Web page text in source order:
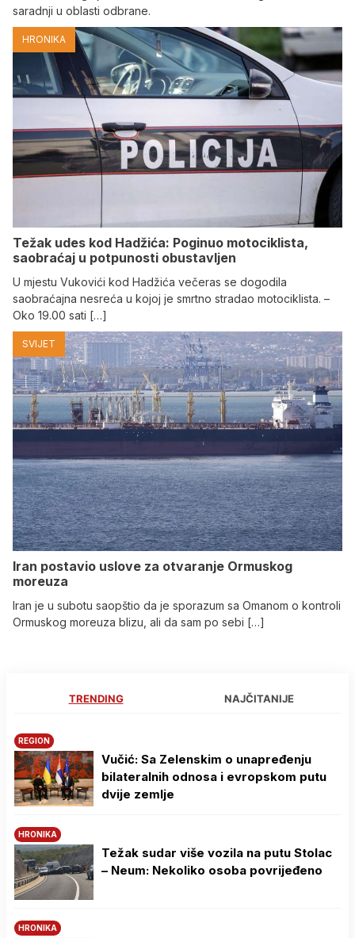
saradnji u oblasti odbrane.
HRONIKA
Težak udes kod Hadžića: Poginuo motociklista,
saobraćaj u potpunosti obustavljen
U mjestu Vukovići kod Hadžića večeras se dogodila
saobraćajna nesreća u kojoj je smrtno stradao motociklista. –
Oko 19.00 sati […]
SVIJET
Iran postavio uslove za otvaranje Ormuskog
moreuza
Iran je u subotu saopštio da je sporazum sa Omanom o kontroli
Ormuskog moreuza blizu, ali da sam po sebi […]
TRENDING NAJČITANIJE
REGION
Vučić: Sa Zelenskim o unapređenju
bilateralnih odnosa i evropskom putu
dvije zemlje
HRONIKA
Težak sudar više vozila na putu Stolac
– Neum: Nekoliko osoba povrijeđeno
HRONIKA